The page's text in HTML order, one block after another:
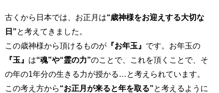
古くから日本では、お正月は“歳神様をお迎えする大切な
日”と考えてきました。
この歳神様から頂けるものが 『お年玉』 です。お年玉の
『玉』 は“魂”や“霊の力”のことで、これを頂くことで、そ
の年の1年分の生きる力が授かる…と考えられています。
この考え方から“お正月が来ると年を取る”と考えるように